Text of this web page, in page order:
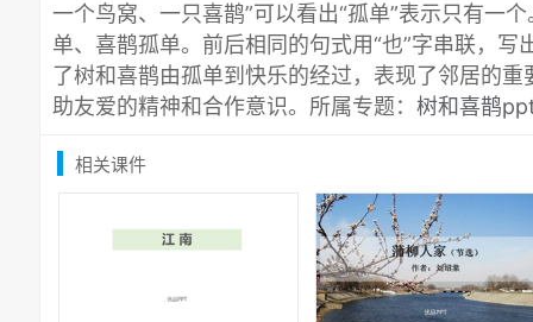
一个鸟窝、一只喜鹊”可以看出“孤单”表示只有一
单、喜鹊孤单。前后相同的句式用“也”字串联，
了树和喜鹊由孤单到快乐的经过，表现了邻居的
助友爱的精神和合作意识。所属专题： 树和喜鹊
相关课件